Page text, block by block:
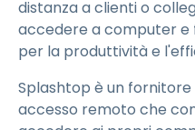
distanza a clienti o
accedere a computer e
per la produttività e
Splashtop è un fornitore
accesso remoto che